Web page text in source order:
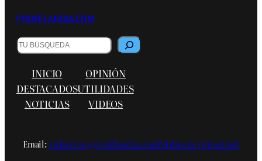
PROFELANDIA.COM
B
u
a
r
INICIO
DESTACADOS
NOTICIAS
OPINIÓN
UTILIDADES
VIDEOS
Email:redaccion@profelandia.comPolítica de privacidad